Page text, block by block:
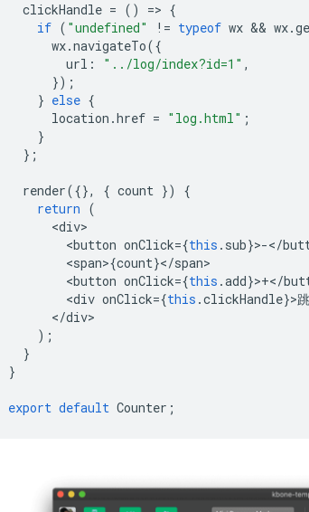
clickHandle = () => {
if ( "undefined" != typeof wx && wx.
wx.navigateTo({
url : "../log/index?id=1" ,
});
} else {
location .href = "log.html" ;
}
};
render({}, { count })
{
return (
<div
<button onClick={this . sub}>-</
<span>{count}</span
<button onClick={this .add}>+</
<div onClick={this .clickHandle}>
</div
);
}
}
export default Counter ;